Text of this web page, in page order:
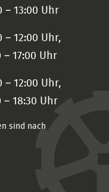
– 13:00 Uhr
– 12:00 Uhr,
– 17:00 Uhr
– 12:00 Uhr,
– 18:30 Uhr
sind nach